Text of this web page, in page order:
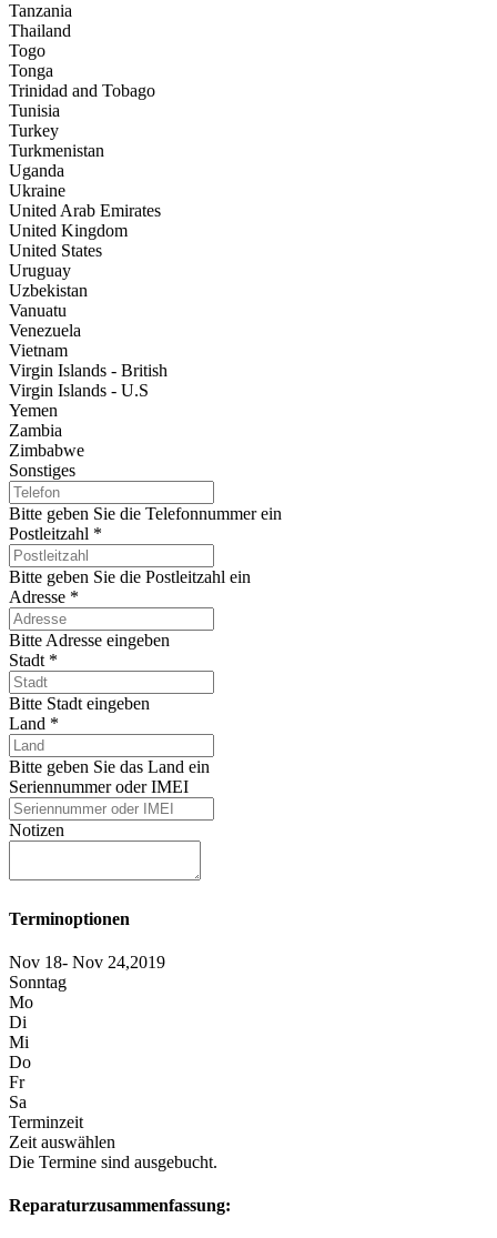
Tanzania
Thailand
Togo
Tonga
Trinidad and Tobago
Tunisia
Turkey
Turkmenistan
Uganda
Ukraine
United Arab Emirates
United Kingdom
United States
Uruguay
Uzbekistan
Vanuatu
Venezuela
Vietnam
Virgin Islands - British
Virgin Islands - U.S
Yemen
Zambia
Zimbabwe
Sonstiges
Bitte geben Sie die Telefonnummer ein
Postleitzahl *
Bitte geben Sie die Postleitzahl ein
Adresse *
Bitte Adresse eingeben
Stadt *
Bitte Stadt eingeben
Land *
Bitte geben Sie das Land ein
Seriennummer oder IMEI
Notizen
Terminoptionen
Nov 18- Nov 24,2019
Sonntag
Mo
Di
Mi
Do
Fr
Sa
Terminzeit
Zeit auswählen
Die Termine sind ausgebucht.
Reparaturzusammenfassung: